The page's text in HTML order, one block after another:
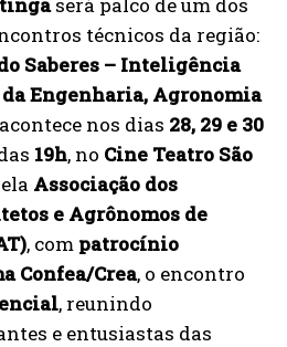
técnicos da região:
Saberes – Inteligência
Engenharia, Agronomia
nos dias 28, 29 e 30
19h, no Cine Teatro São
Associação dos
e Agrônomos de
, com patrocínio
Confea/Crea, o encontro
, reunindo
e entusiastas das